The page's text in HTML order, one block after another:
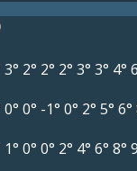
3° 2° 2° 2° 3° 3° 4°
0° 0° -1° 0° 2° 5° 6°
1° 0° 0° 2° 4° 6° 8°